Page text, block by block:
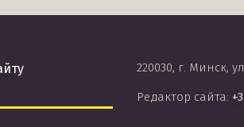
220030, г. Минск,
Редактор сайта: